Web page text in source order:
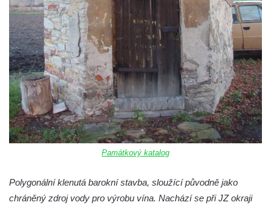
Památkový katalog
Polygonální klenutá barokní stavba, sloužící původně jako
chráněný zdroj vody pro výrobu vína. Nachází se při JZ okraji